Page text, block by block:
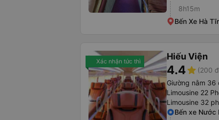
8h15m
Bến Xe Hà
Xác nhận tức thì Hiếu Viện
4.4star (200
Giường nằm 36
Limousine 22
Limousine 32
Bến xe Nước